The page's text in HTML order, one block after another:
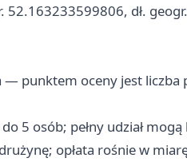
52.163233599806, dł.
— punktem oceny jest liczba
do 5 osób; pełny udział
opłata rośnie w